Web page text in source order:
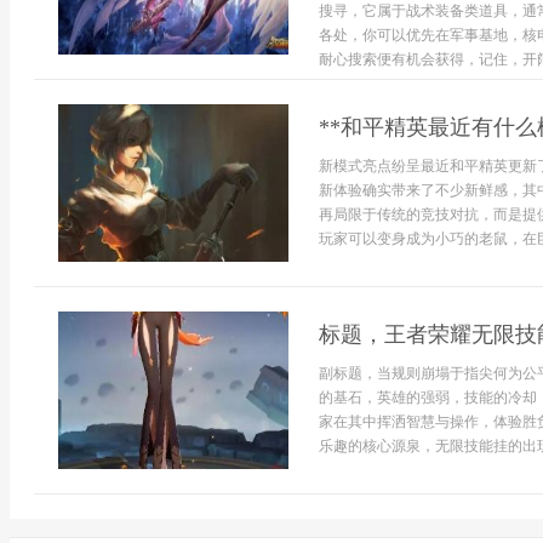
搜寻，它属于战术装备类道具，
各处，你可以优先在军事基地，
耐心搜索便有机会获得，记住，
**和平精英最近有什
新模式亮点纷呈最近和平精英更
新体验确实带来了不少新鲜感，
再局限于传统的竞技对抗，而是
玩家可以变身成为小巧的老鼠，在
标题，王者荣耀无限
副标题，当规则崩塌于指尖何为
的基石，英雄的强弱，技能的冷
家在其中挥洒智慧与操作，体验
乐趣的核心源泉，无限技能挂的